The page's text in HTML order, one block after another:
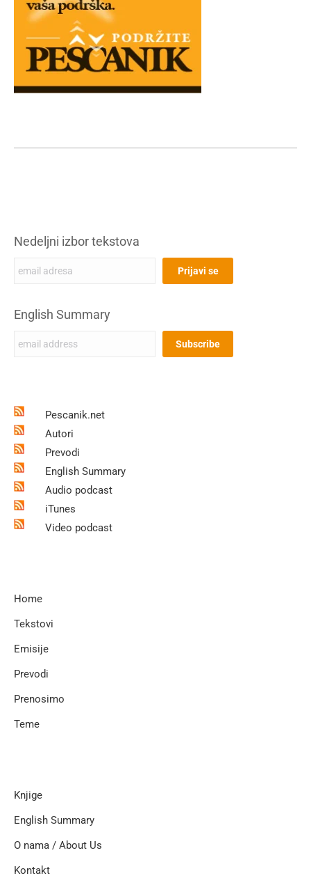
Nedeljni izbor tekstova
English Summary
Pescanik.net
Autori
Prevodi
English Summary
Audio podcast
iTunes
Video podcast
Home
Tekstovi
Emisije
Prevodi
Prenosimo
Teme
Knjige
English Summary
O nama / About Us
Kontakt